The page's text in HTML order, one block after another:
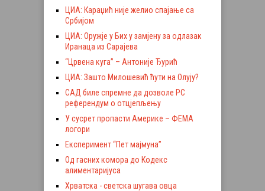
ЦИА: Караџић није желио спајање са
Србијом
ЦИА: Оружје у Бих у замјену за одлазак
Иранаца из Сарајева
“Црвена куга” – Антоније Ђурић
ЦИА: Зашто Милошевић ћути на Олују?
САД биле спремне да дозволе РС
референдум о отцјепљењу
У сусрет пропасти Америке – ФЕМА
логори
Експеримент “Пет мајмуна”
Од гасних комора до Кодекс
алиментаријуса
Хрватска - светска шугава овца